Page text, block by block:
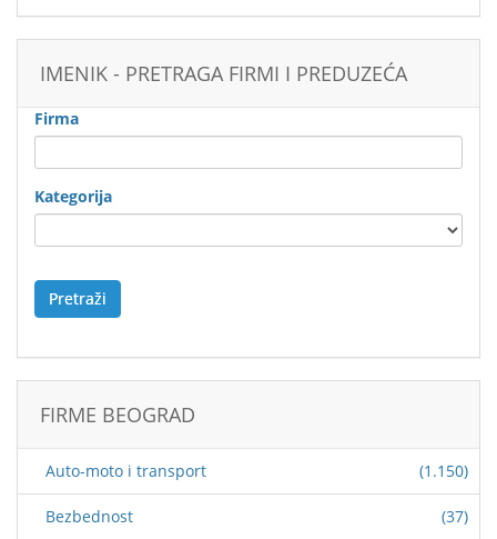
IMENIK - PRETRAGA FIRMI I PREDUZEĆA
Firma
Kategorija
Pretraži
FIRME BEOGRAD
Auto-moto i transport (1.150)
Bezbednost (37)